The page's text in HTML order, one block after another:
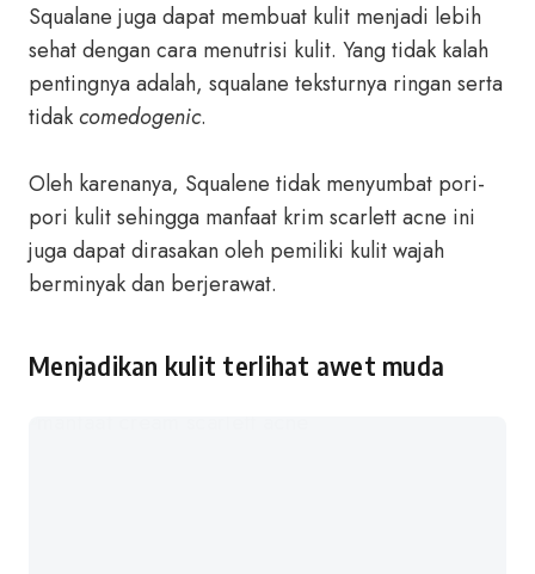
Squalane juga dapat membuat kulit menjadi lebih
sehat dengan cara menutrisi kulit. Yang tidak kalah
pentingnya adalah, squalane teksturnya ringan serta
tidakcomedogenic.
Oleh karenanya, Squalene tidak menyumbat pori-
pori kulit sehingga manfaat krim scarlett acne ini
juga dapat dirasakan oleh pemiliki kulit wajah
berminyak dan berjerawat.
Menjadikan kulit terlihat awet muda